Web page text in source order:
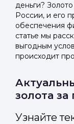
деньги?
России, и его
обеспечения
статье мы
выгодным
происходит
золота за
Узнайте